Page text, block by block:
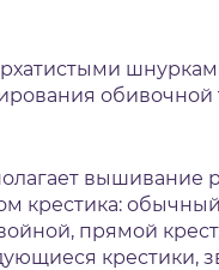
шнурками
обивочной
вышивание
крестика:
прямой
крестики,